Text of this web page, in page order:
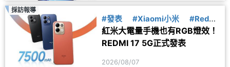
採訪報導
#發表 #Xiaomi小米
#Redmi
紅米
紅米大電量手機也有RGB燈效！
REDMI 17 5G正式發表
2026/08/07